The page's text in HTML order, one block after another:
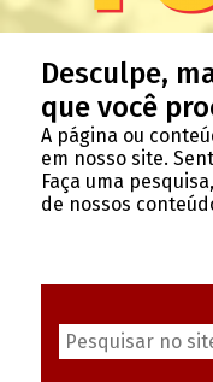
Desculpe,
que você
A página ou
em nosso site.
Faça uma
de nossos